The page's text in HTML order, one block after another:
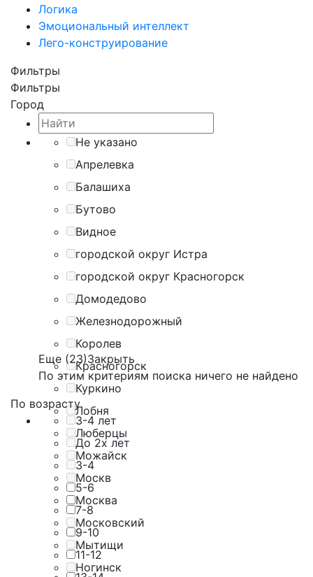
Логика
Эмоциональный интеллект
Лего-конструирование
Фильтры
Фильтры
Город
Не указано
Апрелевка
Балашиха
Бутово
Видное
городской округ Истра
городской округ Красногорск
Домодедово
Железнодорожный
Королев
Красногорск
Куркино
Лобня
Люберцы
Можайск
Москв
Москва
Московский
Мытищи
Ногинск
Еще (23)Закрыть
По этим критериям поиска ничего не найдено
По возрасту
3-4 лет
До 2х лет
3-4
5-6
7-8
9-10
11-12